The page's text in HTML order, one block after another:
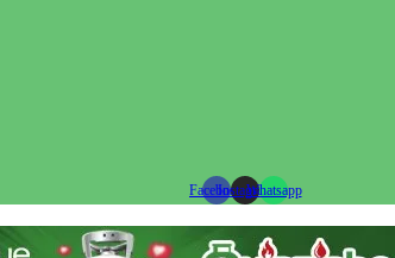
FacebookInstagramWhatsapp